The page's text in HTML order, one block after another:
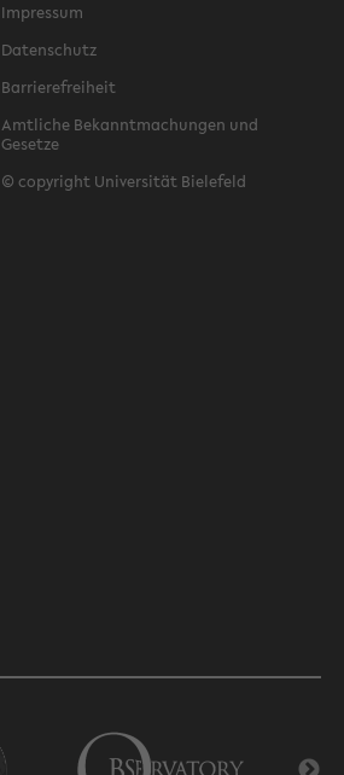
Impressum
Datenschutz
Barrierefreiheit
Amtliche Bekanntmachungen und
Gesetze
© copyright Universität Bielefeld